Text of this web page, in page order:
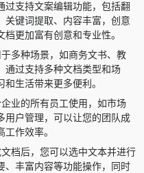
过支持文案编辑功能，包括翻
关键词提取、内容丰富，创意
更加富有创意和专业性。
多种场景，如商务文书、教
通过支持多种文档类型和场
生活带来更多便利。
业的所有员工使用，如市场
用户管理，可以让您的团队成
作效率。
档后，您可以选中文本并进行
、丰富内容等功能操作，同时